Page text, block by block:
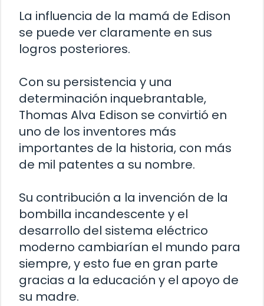
La influencia de la mamá de Edison
se puede ver claramente en sus
logros posteriores.
Con su persistencia y una
determinación inquebrantable,
Thomas Alva Edison se convirtió en
uno de los inventores más
importantes de la historia, con más
de mil patentes a su nombre.
Su contribución a la invención de la
bombilla incandescente y el
desarrollo del sistema eléctrico
moderno cambiarían el mundo para
siempre, y esto fue en gran parte
gracias a la educación y el apoyo de
su madre.